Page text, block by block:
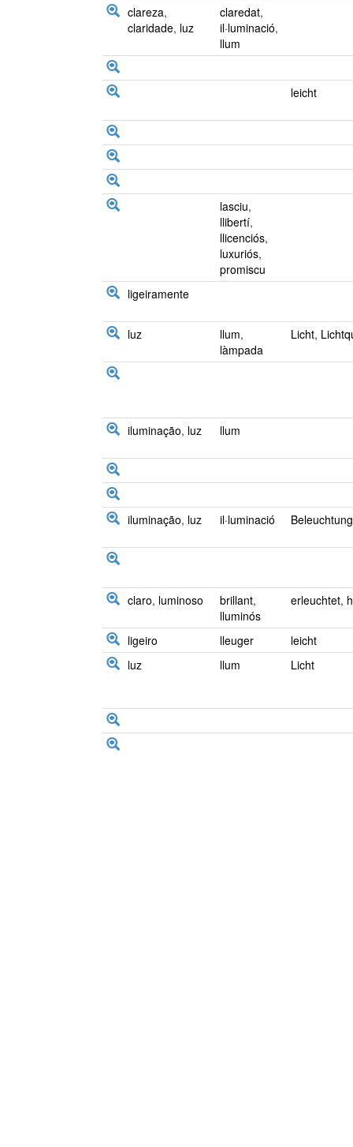
clareza,
claridade, luz
claredat,
il·luminació,
llum
leicht
lasciu,
llibertí,
llicenciós,
luxuriós,
promiscu
ligeiramente
luz llum,
làmpada
Licht,
iluminação, luz llum
iluminação, luz il·luminació Beleuchtung
claro, luminoso brillant,
lluminós
erleuchtet,
ligeiro lleuger
leicht
luz
llum Licht